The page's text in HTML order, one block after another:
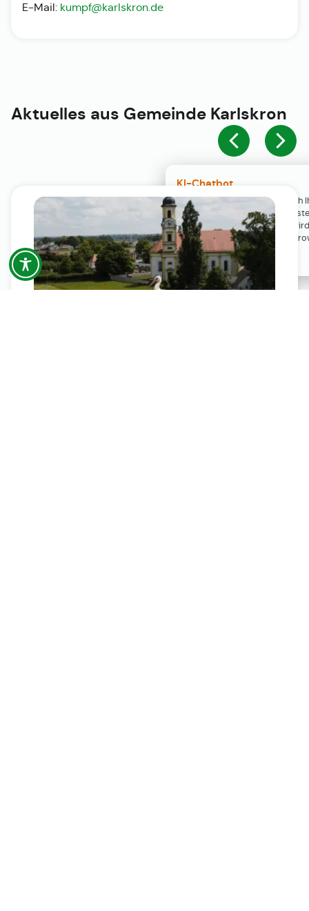
KI-Chatbot
Der KI-Chatbot steht erst nach
Einwilligung in den Cookie-
Verfügung. Der Chat-Verlauf
ausschließlich lokal in Ihrem
gespeichert.
E-Mail: kumpf@karlskron.de
Aktuelles aus Gemeinde Karlskron